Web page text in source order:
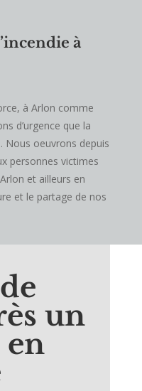
à
à Arlon comme
d’urgence que la
Nous oeuvrons depuis
personnes victimes
et ailleurs en
et le partage de nos
un